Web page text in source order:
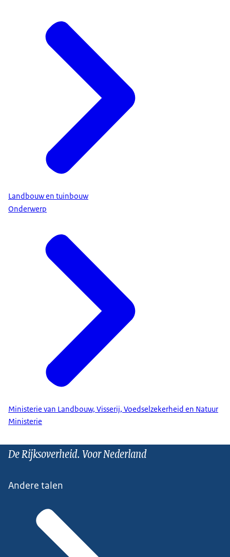
Landbouw en tuinbouw
Onderwerp
Ministerie van Landbouw, Visserij, Voedselzekerheid en Natuur
Ministerie
De Rijksoverheid. Voor Nederland
Andere talen